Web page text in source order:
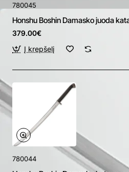
780045
Honshu Boshin Damasko juoda
379.00€
Į krepšelį
780044